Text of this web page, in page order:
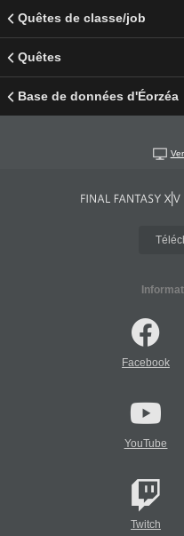
Quêtes de classe/job
Quêtes
Base de données d'Éorzéa
Facebook
YouTube
Twitch